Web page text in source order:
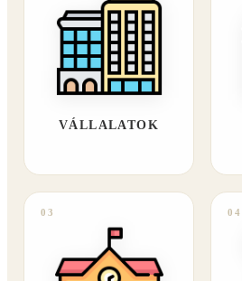
VÁLLALATOK
03 04